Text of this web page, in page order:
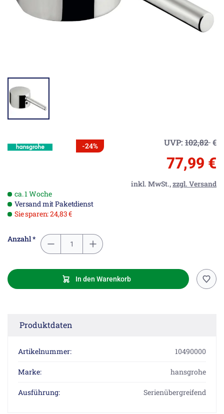
-24% UVP: 102,82€
77,99 €
inkl. MwSt.,zzgl. Versand
ca. 1 Woche
Versand mit Paketdienst
Sie sparen: 24,83 €
Anzahl *
In den Warenkorb
Produktdaten
Artikelnummer: 10490000
Marke: hansgrohe
Ausführung: Serienübergreifend